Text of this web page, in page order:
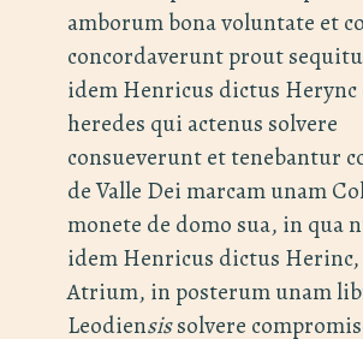
amborum bona voluntate et
concordaverunt prout
idem Henricus dictus Herync
heredes qui actenus solvere
consueverunt et tenebantur
de Valle Dei marcam unam
monete de domo sua, in qua
idem Henricus dictus
Atrium, in posterum unam
Leodiensissolvere